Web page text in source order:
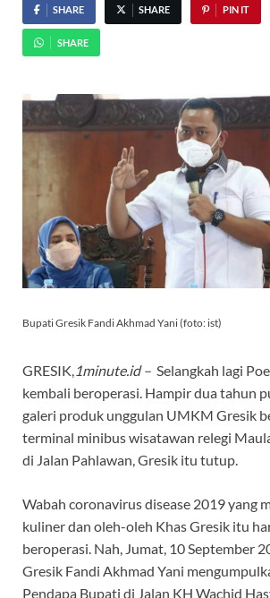
SHARE SHARE PIN IT
SHARE
Bupati Gresik Fandi Akhmad Yani (foto: ist)
GRESIK, 1minute.id – Selangkah lagi
kembali beroperasi. Hampir dua tahun
galeri produk unggulan UMKM Gresik
terminal minibus wisatawan relegi
di Jalan Pahlawan, Gresik itu tutup.
Wabah coronavirus disease 2019 yang
kuliner dan oleh-oleh Khas Gresik itu
beroperasi. Nah, Jumat, 10 September
Gresik Fandi Akhmad Yani
Pendapa Bupati di Jalan KH Wachid